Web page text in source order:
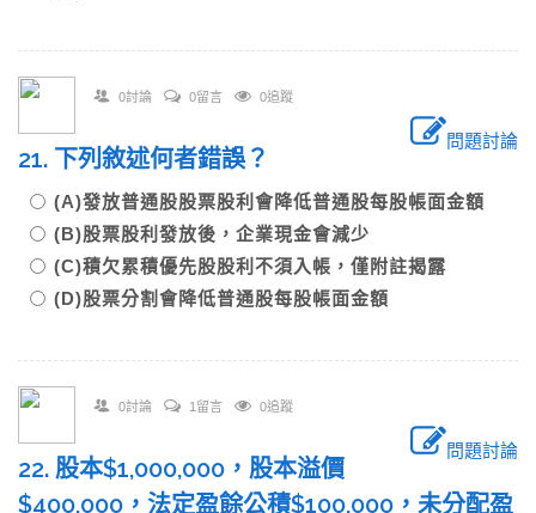
0討論 0留言 0追蹤
問題討論
21. 下列敘述何者錯誤？
(A)發放普通股股票股利會降低普通股每股帳面金額
(B)股票股利發放後，企業現金會減少
(C)積欠累積優先股股利不須入帳，僅附註揭露
(D)股票分割會降低普通股每股帳面金額
0討論 1留言 0追蹤
問題討論
22. 股本$1,000,000，股本溢價
$400,000，法定盈餘公積$100,000，未分配盈